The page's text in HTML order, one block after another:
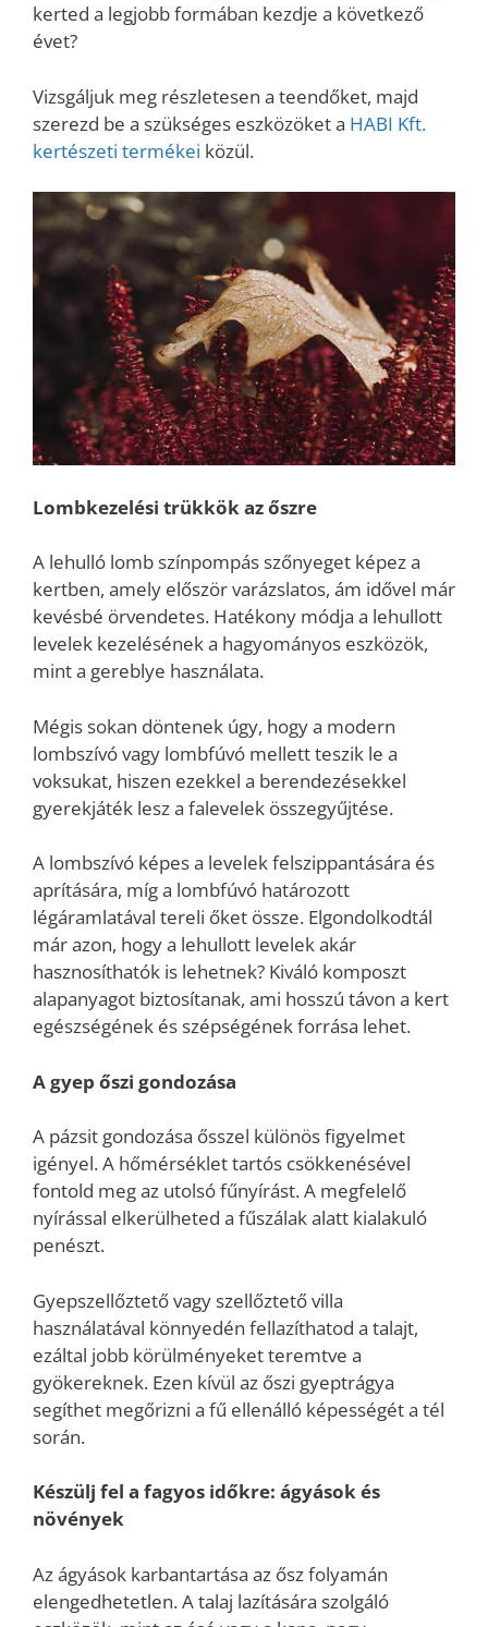
kerted a legjobb formában kezdje a következő
évet?
Vizsgáljuk meg részletesen a teendőket, majd
szerezd be a szükséges eszközöketa HABI Kft.
kertészeti termékei közül.
Lombkezelési trükkök az őszre
A lehulló lomb színpompás szőnyeget képez a
kertben, amely először varázslatos, ám idővel már
kevésbé örvendetes. Hatékony módja a lehullott
levelek kezelésének a hagyományos eszközök,
mint a gereblye használata.
Mégis sokan döntenek úgy, hogy a modern
lombszívó vagy lombfúvó mellett teszik le a
voksukat, hiszen ezekkel a berendezésekkel
gyerekjáték lesz a falevelek összegyűjtése.
A lombszívó képes a levelek felszippantására és
aprítására, míg a lombfúvó határozott
légáramlatával tereli őket össze. Elgondolkodtál
már azon, hogy a lehullott levelek akár
hasznosíthatók is lehetnek? Kiváló komposzt
alapanyagot biztosítanak, ami hosszú távon a kert
egészségének és szépségének forrása lehet.
A gyep őszi gondozása
A pázsit gondozása ősszel különös figyelmet
igényel. A hőmérséklet tartós csökkenésével
fontold meg az utolsó fűnyírást. A megfelelő
nyírással elkerülheted a fűszálak alatt kialakuló
penészt.
Gyepszellőztető vagy szellőztető villa
használatával könnyedén fellazíthatod a talajt,
ezáltal jobb körülményeket teremtve a
gyökereknek. Ezen kívül az őszi gyeptrágya
segíthet megőrizni a fű ellenálló képességét a tél
során.
Készülj fel a fagyos időkre: ágyások és
növények
Az ágyások karbantartása az ősz folyamán
elengedhetetlen. A talaj lazítására szolgáló